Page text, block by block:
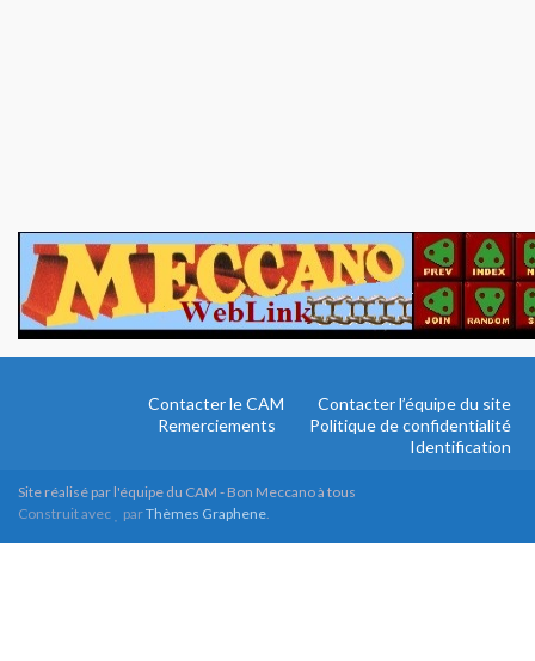
Contacter le CAM
Contacter l’équipe du site
Remerciements
Politique de confidentialité
Identification
Site réalisé par l'équipe du CAM - Bon Meccano à tous
Construit avec
parThèmes Graphene